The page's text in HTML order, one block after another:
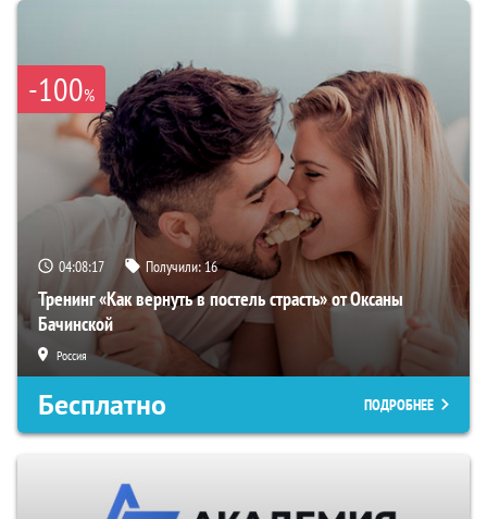
-100%
04:08:16 Получили:16
Тренинг «Как вернуть в постель страсть» от Оксаны
Бачинской
Россия
Бесплатно ПОДРОБНЕЕ